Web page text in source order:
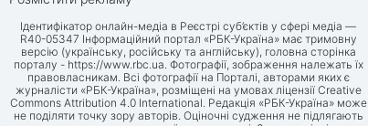
Ідентифікатор онлайн-медіа в Реєстрі суб’єктів у сфері медіа —
R40-05347 Інформаційний портал «РБК-Україна» має тримовну
версію (українську, російську та англійську), головна сторінка
порталу - https://www.rbc.ua. Фотографії, зображення належать їх
правовласникам. Всі фотографії на Порталі, авторами яких є
журналісти «РБК-Україна», розміщені на умовах ліцензії Creative
Commons Attribution 4.0 International. Редакція «РБК-Україна» може
не поділяти точку зору авторів. Оціночні судження не підлягають